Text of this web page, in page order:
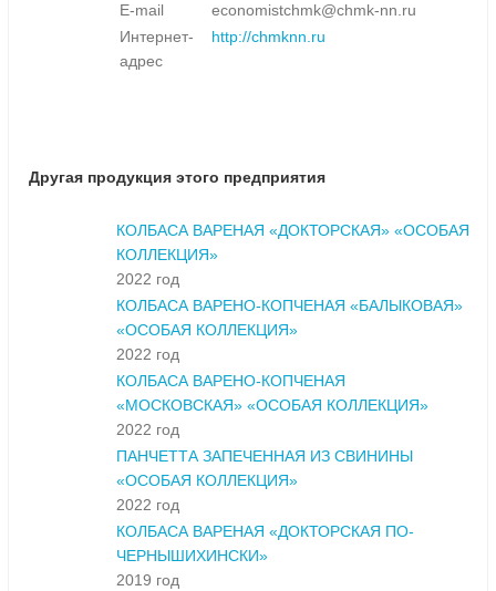
E-mail
economistchmk@chmk-nn.ru
Интернет-
адрес
http://chmknn.ru
Другая продукция этого предприятия
КОЛБАСА ВАРЕНАЯ «ДОКТОРСКАЯ» «ОСОБАЯ
КОЛЛЕКЦИЯ»
2022 год
КОЛБАСА ВАРЕНО-КОПЧЕНАЯ «БАЛЫКОВАЯ»
«ОСОБАЯ КОЛЛЕКЦИЯ»
2022 год
КОЛБАСА ВАРЕНО-КОПЧЕНАЯ
«МОСКОВСКАЯ» «ОСОБАЯ КОЛЛЕКЦИЯ»
2022 год
ПАНЧЕТТА ЗАПЕЧЕННАЯ ИЗ СВИНИНЫ
«ОСОБАЯ КОЛЛЕКЦИЯ»
2022 год
КОЛБАСА ВАРЕНАЯ «ДОКТОРСКАЯ ПО-
ЧЕРНЫШИХИНСКИ»
2019 год